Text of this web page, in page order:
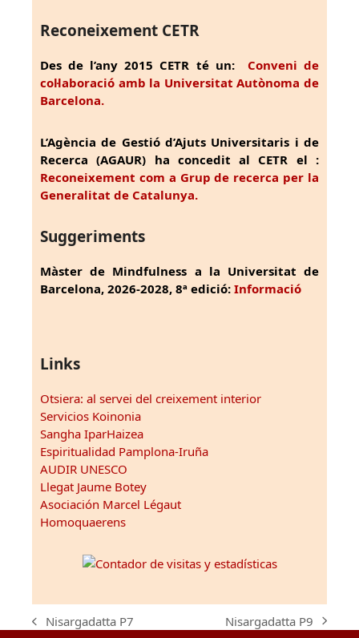
Reconeixement CETR
Des de l’any 2015 CETR té un: Conveni de
col·laboració amb la Universitat Autònoma de
Barcelona.
L’Agència de Gestió d’Ajuts Universitaris i de
Recerca (AGAUR) ha concedit al CETR el :
Reconeixement com a Grup de recerca per la
Generalitat de Catalunya.
Suggeriments
Màster de Mindfulness a la Universitat de
Barcelona, 2026-2028, 8ª edició: Informació
Links
Otsiera: al servei del creixement interior
Servicios Koinonia
Sangha IparHaizea
Espiritualidad Pamplona-Iruña
AUDIR UNESCO
Llegat Jaume Botey
Asociación Marcel Légaut
Homoquaerens
previous
Nisargadatta P7
next
Nisargadatta P9